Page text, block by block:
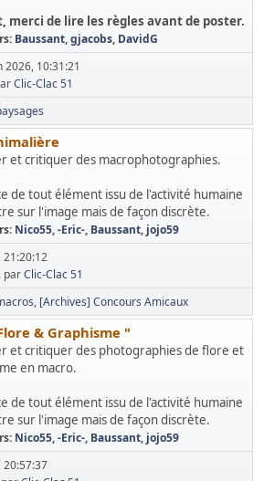
merci de lire les règles avant de poster.
Baussant,gjacobs, DavidG
2026, 10:31:21
Clic-Clac 51
et critiquer des macrophotographies.
de tout élément issu de l'activité humaine
sur l'image mais de façon discrète.
Nico55,-Eric-, Baussant, jojo59
parClic-Clac 51
[Archives] Concours Amicaux
& Graphisme "
et critiquer des photographies de flore et
en macro.
de tout élément issu de l'activité humaine
sur l'image mais de façon discrète.
Nico55,-Eric-, Baussant, jojo59